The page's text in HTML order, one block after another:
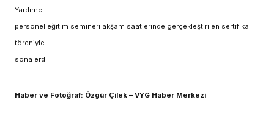
Yardımcı
personel eğitim semineri akşam saatlerinde gerçekleştirilen sertifika
töreniyle
sona erdi.
Haber ve Fotoğraf: Özgür Çilek – VYG Haber Merkezi